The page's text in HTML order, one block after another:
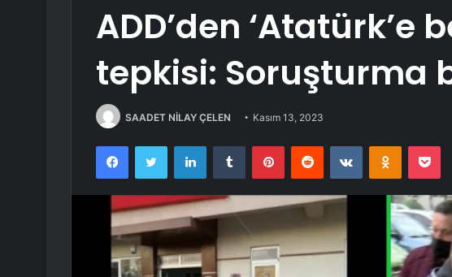
ADD’den ‘Atatürk’e
tepkisi: Soruşturma
SAADET NİLAY ÇELEN Kasım 13, 2023
FacebookTwitter LinkedInTumblr PinterestReddit VKontakte